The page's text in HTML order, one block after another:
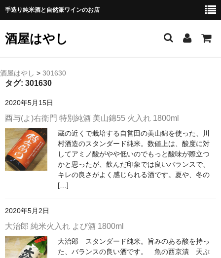
手造り純米酒と自然派ワインのお店
酒屋はやし
ホーム
純 米 酒
よえもん 川村酒造店（岩手県花巻市）
田从･月下の舞 舞鶴酒造（秋田県横手市）
綿屋 金の井酒造（宮城県栗原市）
宗玄 宗玄酒造（石川県珠洲市）
神亀 神亀酒造（埼玉県蓮田市）
酒屋はやし > 301630
タグ: 301630
2020年5月15日
酉与(よ)右衛門 特別純酒 美山錦55 火入れ 1800ml
蔵の近くで栽培する自営田の美山錦を使った、川
村酒造のスタンダード純米。数値上は、酸度に対
してアミノ酸がやや低いのでもっと酸味が際立つ
かと思ったが、飲んだ印象では良いバランスで、
キレの良さがよく感じられる酒です。夏や、冬の
[…]
2020年5月2日
大治郎 純米火入れ よび酒 1800ml
大治郎 スタンダード純米。旨みのある酸を持っ
た、バランスの良い酒です。 魚の西京漬 天ぷ